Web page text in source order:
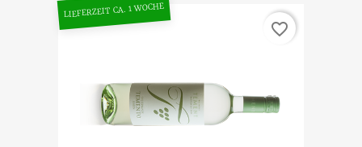
LIEFERZEIT CA. 1 WOCHE
favorite_border